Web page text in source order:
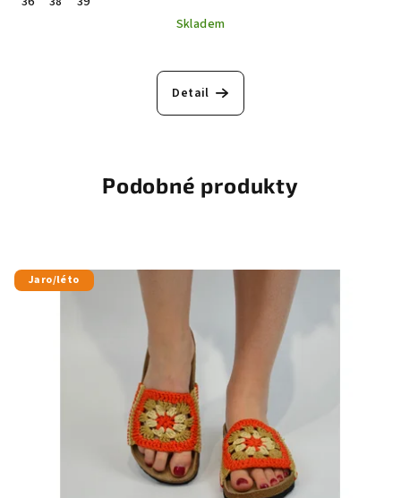
Skladem
Detail
Podobné produkty
Jaro/léto